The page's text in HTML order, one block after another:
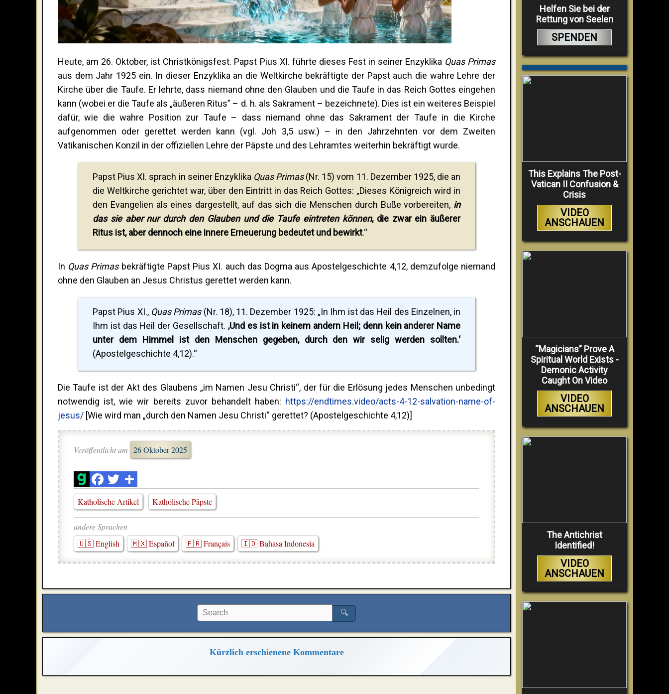
Heute, am 26. Oktober, ist Christkönigsfest. Papst Pius XI. führte dieses Fest in seiner Enzyklika Quas Primas
aus dem Jahr 1925 ein. In dieser Enzyklika an die Weltkirche bekräftigte der Papst auch die wahre Lehre der
Kirche über die Taufe. Er lehrte, dass niemand ohne den Glauben und die Taufe in das Reich Gottes eingehen
kann (wobei er die Taufe als „äußeren Ritus” – d. h. als Sakrament – bezeichnete). Dies ist ein weiteres Beispiel
dafür, wie die wahre Position zur Taufe – dass niemand ohne das Sakrament der Taufe in die Kirche
aufgenommen oder gerettet werden kann (vgl. Joh 3,5 usw.) – in den Jahrzehnten vor dem Zweiten
Vatikanischen Konzil in der offiziellen Lehre der Päpste und des Lehramtes weiterhin bekräftigt wurde.
Papst Pius XI. sprach in seiner Enzyklika Quas Primas(Nr. 15) vom 11. Dezember 1925, die an
die Weltkirche gerichtet war, über den Eintritt in das Reich Gottes: „Dieses Königreich wird in
den Evangelien als eines dargestellt, auf das sich die Menschen durch Buße vorbereiten, in
das sie aber nur durch den Glauben und die Taufe eintreten können, die zwar ein äußerer
Ritus ist, aber dennoch eine innere Erneuerung bedeutet und bewirkt.“
In Quas Primasbekräftigte Papst Pius XI. auch das Dogma aus Apostelgeschichte 4,12, demzufolge niemand
ohne den Glauben an Jesus Christus gerettet werden kann.
Papst Pius XI., Quas Primas(Nr. 18), 11. Dezember 1925: „In Ihm ist das Heil des Einzelnen, in
Ihm ist das Heil der Gesellschaft. ‚Und es ist in keinem andern Heil; denn kein anderer Name
unter dem Himmel ist den Menschen gegeben, durch den wir selig werden sollten.‘
(Apostelgeschichte 4,12).“
Die Taufe ist der Akt des Glaubens „im Namen Jesu Christi“, der für die Erlösung jedes Menschen unbedingt
notwendig ist, wie wir bereits zuvor behandelt haben: https://endtimes.video/acts-4-12-salvation-name-of-
jesus/ [Wie wird man „durch den Namen Jesu Christi“ gerettet? (Apostelgeschichte 4,12)]
Veröffentlicht am 26 Oktober 2025
Katholische Artikel Katholische Päpste
andere Sprachen
🇺🇸 English
🇲🇽 Español 🇫🇷 Français 🇮🇩 Bahasa Indonesia
🔍
Kürzlich erschienene Kommentare
Helfen Sie bei der
Rettung von Seelen
SPENDEN
This Explains The Post-
Vatican II Confusion &
Crisis
VIDEO
ANSCHAUEN
“Magicians” Prove A
Spiritual World Exists -
Demonic Activity
Caught On Video
VIDEO
ANSCHAUEN
The Antichrist
Identified!
VIDEO
ANSCHAUEN